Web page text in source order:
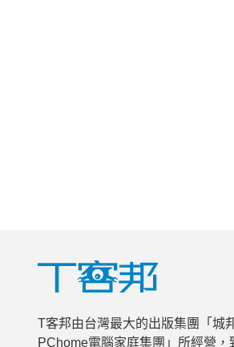
T客邦由台灣最大的出版集團「城
PChome電腦家庭集團」所經營，